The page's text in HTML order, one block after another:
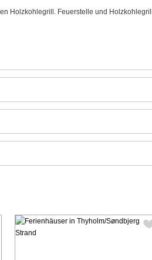
Holzkohlegrill. Feuerstelle und